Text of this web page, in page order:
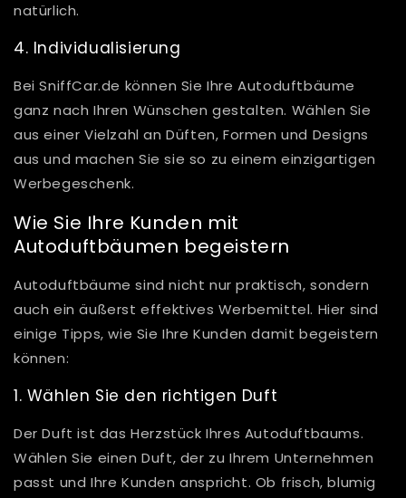
natürlich.
4. Individualisierung
Bei SniffCar.de können Sie Ihre Autoduftbäume
ganz nach Ihren Wünschen gestalten. Wählen Sie
aus einer Vielzahl an Düften, Formen und Designs
aus und machen Sie sie so zu einem einzigartigen
Werbegeschenk.
Wie Sie Ihre Kunden mit
Autoduftbäumen begeistern
Autoduftbäume sind nicht nur praktisch, sondern
auch ein äußerst effektives Werbemittel. Hier sind
einige Tipps, wie Sie Ihre Kunden damit begeistern
können:
1. Wählen Sie den richtigen Duft
Der Duft ist das Herzstück Ihres Autoduftbaums.
Wählen Sie einen Duft, der zu Ihrem Unternehmen
passt und Ihre Kunden anspricht. Ob frisch, blumig